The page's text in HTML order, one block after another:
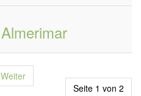
Seite 1 von 2
Weiter